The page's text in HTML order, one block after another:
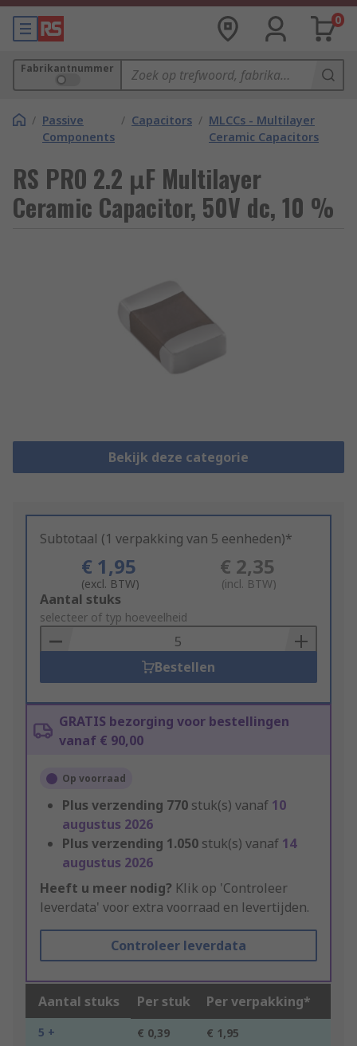
0
Fabrikantnummer
/ Passive
Components
/ Capacitors / MLCCs - Multilayer
Ceramic Capacitors
RS PRO 2.2 μF Multilayer
Ceramic Capacitor, 50V dc, 10 %
Bekijk deze categorie
Subtotaal (1 verpakking van 5 eenheden)*
€ 1,95
(excl. BTW)
€ 2,35
(incl. BTW)
Add
to
Basket
Aantal stuks
selecteer of typ hoeveelheid
Bestellen
GRATIS bezorging voor bestellingen
vanaf € 90,00
Op voorraad
Plus verzending 770 stuk(s) vanaf 10
augustus 2026
Plus verzending 1.050 stuk(s) vanaf 14
augustus 2026
Heeft u meer nodig? Klik op 'Controleer
leverdata' voor extra voorraad en levertijden.
Controleer leverdata
Aantal stuks Per stuk Per verpakking*
5 + € 0,39 € 1,95